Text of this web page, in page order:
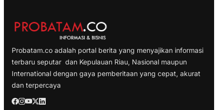
Probatam.co adalah portal berita yang menyajikan informasi
terbaru seputar dan Kepulauan Riau, Nasional maupun
International dengan gaya pemberitaan yang cepat, akurat
dan terpercaya